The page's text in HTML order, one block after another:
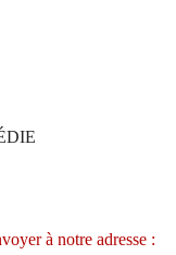
à notre adresse :